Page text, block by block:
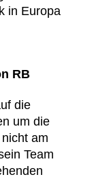
in Europa
RB
die
um die
am
Team